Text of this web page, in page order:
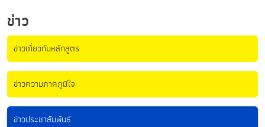
ข่าว
ข่าวเกี่ยวกับหลักสูตร
ข่าวความภาคภูมิใจ
ข่าวประชาสัมพันธ์